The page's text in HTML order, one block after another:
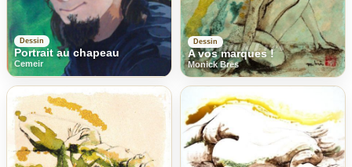
Dessin
Portrait au chapeau
Cemeir
Dessin
A vos marques !
Monick Bres